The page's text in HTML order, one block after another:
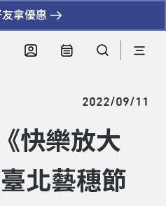
友拿優惠
2022/09/11
快樂放大
北藝穗節